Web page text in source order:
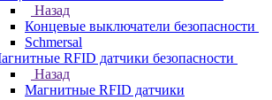
Назад
Концевые выключатели безопасности
Schmersal
RFID датчики безопасности
Назад
Магнитные RFID датчики